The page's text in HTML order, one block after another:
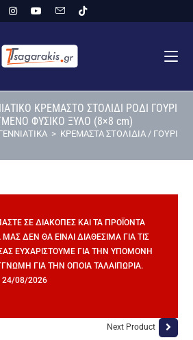
ΚΡΕΜΑΣΤΟ ΣΤΟΛΙΔΙ ΡΟΔΙ ΓΟΥΡΙ
ΦΥΣΙΚΟ ΞΥΛΟ (8×8 cm)
> ΚΡΕΜΑΣΤΑ ΣΤΟΛΙΔΙΑ / ΓΟΥΡΙΑ
ΣΕ ΔΙΑΚΟΠΈΣ ΚΑΙ ΤΑ ΠΡΟΪΌΝΤΑ
ΔΕΝ ΘΑ ΕΊΝΑΙ ΔΙΑΘΈΣΙΜΑ ΓΙΑ ΤΙΣ
ΕΥΧΑΡΙΣΤΟΎΜΕ ΓΙΑ ΤΗΝ ΥΠΟΜΟΝΉ
ΓΙΑ ΤΗΝ ΌΠΟΙΑ ΤΑΛΑΙΠΩΡΊΑ.
24/08/2026
Next Product